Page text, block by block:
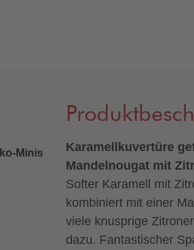
Minis
Karamellkuvertüre
Mandelnougat mit
Softer Karamell mit
kombiniert mit einer
viele knusprige
dazu. Fantastischer